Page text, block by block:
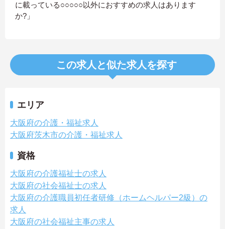
に載っている○○○○○以外におすすめの求人はあります
か?」
この求人と似た求人を探す
エリア
大阪府の介護・福祉求人
大阪府茨木市の介護・福祉求人
資格
大阪府の介護福祉士の求人
大阪府の社会福祉士の求人
大阪府の介護職員初任者研修（ホームヘルパー2級）の
求人
大阪府の社会福祉主事の求人